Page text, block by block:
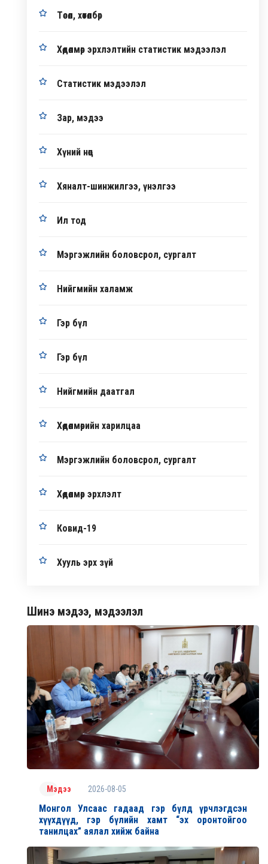
Төсөл, хөтөлбөр
Хөдөлмөр эрхлэлтийн статистик мэдээлэл
Статистик мэдээлэл
Зар, мэдээ
Хүний нөөц
Хяналт-шинжилгээ, үнэлгээ
Ил тод
Мэргэжлийн боловсрол, сургалт
Нийгмийн халамж
Гэр бүл
Гэр бүл
Нийгмийн даатгал
Хөдөлмөрийн харилцаа
Мэргэжлийн боловсрол, сургалт
Хөдөлмөр эрхлэлт
Ковид-19
Хууль эрх зүй
Шинэ мэдээ, мэдээлэл
Мэдээ 2026-08-05
Монгол Улсаас гадаад гэр бүлд үрчлэгдсэн
хүүхдүүд, гэр бүлийн хамт “эх оронтойгоо
танилцах” аялал хийж байна